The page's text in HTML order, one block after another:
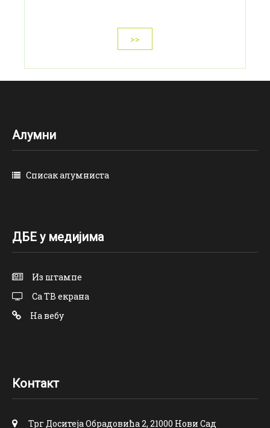
>>
Алумни
Списак алумниста
ДБЕ у медијима
Из штампе
Са ТВ екрана
На вебу
Контакт
Трг Доситеја Обрадовића 2, 21000 Нови Сад